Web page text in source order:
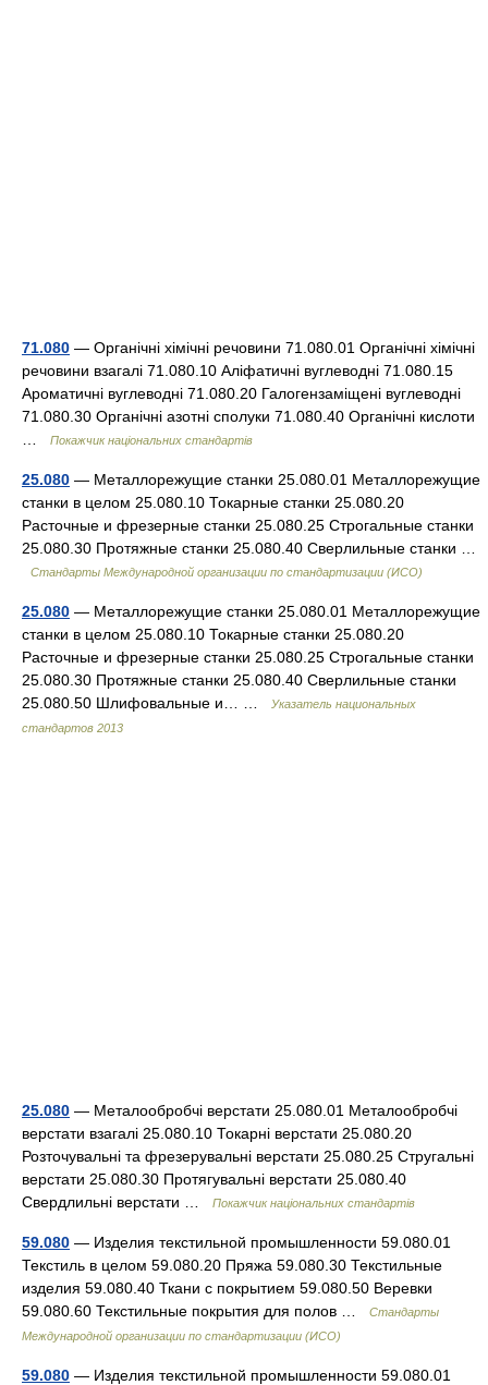
71.080 — Органічні хімічні речовини 71.080.01 Органічні хімічні
речовини взагалі 71.080.10 Аліфатичні вуглеводні 71.080.15
Ароматичні вуглеводні 71.080.20 Галогензаміщені вуглеводні
71.080.30 Органічні азотні сполуки 71.080.40 Органічні кислоти
Покажчик національних стандартів
25.080 — Металлорежущие станки 25.080.01 Металлорежущие
станки в целом 25.080.10 Токарные станки 25.080.20
Расточные и фрезерные станки 25.080.25 Строгальные станки
25.080.30 Протяжные станки 25.080.40 Сверлильные станки …
Стандарты Международной организации по стандартизации (ИСО)
25.080 — Металлорежущие станки 25.080.01 Металлорежущие
станки в целом 25.080.10 Токарные станки 25.080.20
Расточные и фрезерные станки 25.080.25 Строгальные станки
25.080.30 Протяжные станки 25.080.40 Сверлильные станки
25.080.50 Шлифовальные и… …
Указатель национальных
стандартов 2013
25.080 — Металообробчі верстати 25.080.01 Металообробчі
верстати взагалі 25.080.10 Токарні верстати 25.080.20
Розточувальні та фрезерувальні верстати 25.080.25 Стругальні
верстати 25.080.30 Протягувальні верстати 25.080.40
Свердлильні верстати …
Покажчик національних стандартів
59.080 — Изделия текстильной промышленности 59.080.01
Текстиль в целом 59.080.20 Пряжа 59.080.30 Текстильные
изделия 59.080.40 Ткани с покрытием 59.080.50 Веревки
59.080.60 Текстильные покрытия для полов …
Стандарты
Международной организации по стандартизации (ИСО)
59.080 — Изделия текстильной промышленности 59.080.01